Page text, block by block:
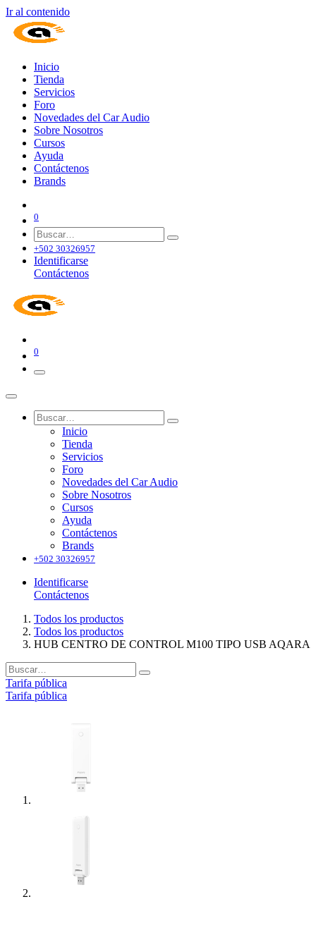
Ir al contenido
Inicio
Tienda
Servicios
Foro
Novedades del Car Audio
Sobre Nosotros
Cursos
Ayuda
Contáctenos
Brands
0
+502 30326957
Identificarse
Contáctenos
0
Inicio
Tienda
Servicios
Foro
Novedades del Car Audio
Sobre Nosotros
Cursos
Ayuda
Contáctenos
Brands
+502 30326957
Identificarse
Contáctenos
Todos los productos
Todos los productos
HUB CENTRO DE CONTROL M100 TIPO USB AQARA
Tarifa pública
Tarifa pública